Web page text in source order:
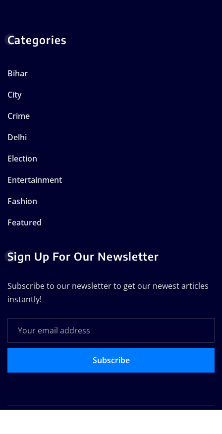
Categories
Bihar
City
Crime
Delhi
Election
Entertainment
Fashion
Featured
Sign Up For Our Newsletter
Subscribe to our newsletter to get our newest articles
instantly!
Subscribe